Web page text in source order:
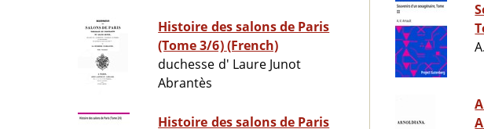
Histoire des salons de Paris
(Tome 3/6) (French)
duchesse d' Laure Junot
Abrantès
Histoire des salons de Paris